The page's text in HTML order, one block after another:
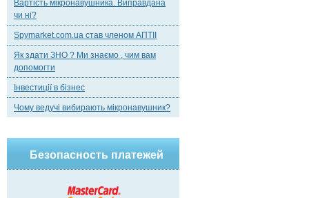
Вартість мікронавушника. Виправдана
чи ні?
Spymarket.com.ua став членом АПТІІ
Як здати ЗНО ? Ми знаємо , чим вам
допомогти
Інвестиції в бізнес
Чому ведучі вибирають мікронавушник?
Безопасность платежей